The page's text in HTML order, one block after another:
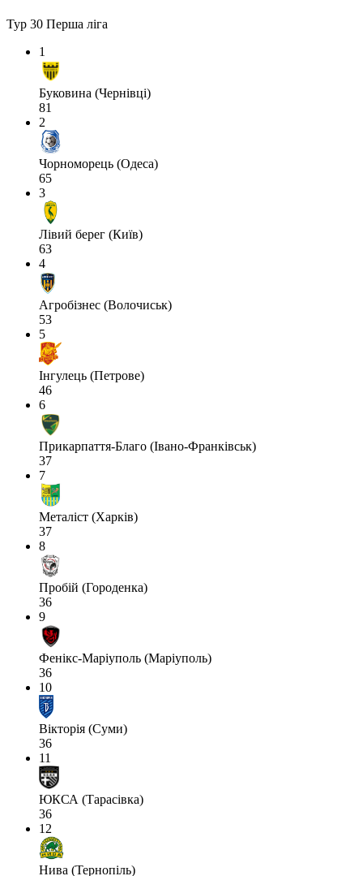
Тур 30 Перша ліга
1
Буковина (Чернівці)
81
2
Чорноморець (Одеса)
65
3
Лівий берег (Київ)
63
4
Агробізнес (Волочиськ)
53
5
Інгулець (Петрове)
46
6
Прикарпаття-Благо (Івано-Франківськ)
37
7
Металіст (Харків)
37
8
Пробій (Городенка)
36
9
Фенікс-Маріуполь (Маріуполь)
36
10
Вікторія (Суми)
36
11
ЮКСА (Тарасівка)
36
12
Нива (Тернопіль)